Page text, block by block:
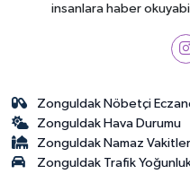
insanlara haber
Zonguldak Nöbetçi
Zonguldak Hava Durumu
Zonguldak Namaz
Zonguldak Trafik